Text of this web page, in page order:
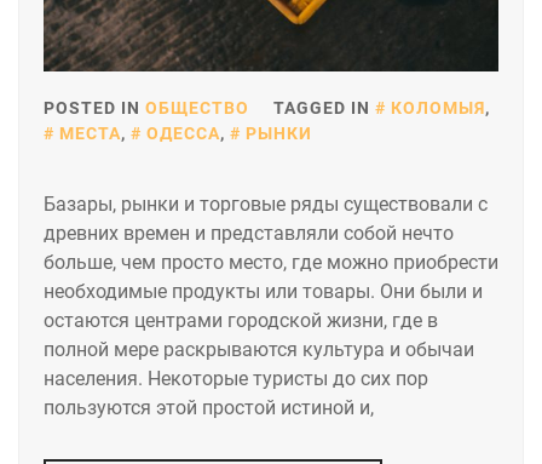
POSTED IN ОБЩЕСТВО TAGGED IN КОЛОМЫЯ,
МЕСТА, ОДЕССА, РЫНКИ
Базары, рынки и торговые ряды существовали с
древних времен и представляли собой нечто
больше, чем просто место, где можно приобрести
необходимые продукты или товары. Они были и
остаются центрами городской жизни, где в
полной мере раскрываются культура и обычаи
населения. Некоторые туристы до сих пор
пользуются этой простой истиной и,